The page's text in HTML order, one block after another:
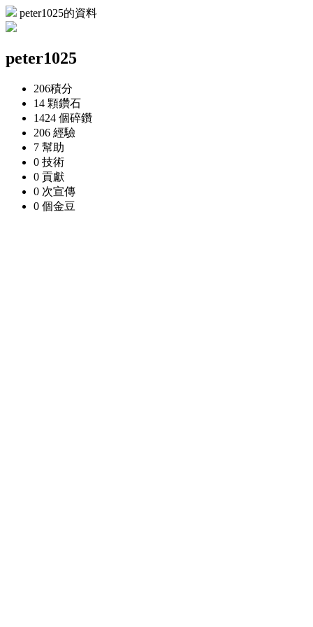
peter1025的資料
peter1025
206積分
14 顆鑽石
1424 個碎鑽
206 經驗
7 幫助
0 技術
0 貢獻
0 次宣傳
0 個金豆